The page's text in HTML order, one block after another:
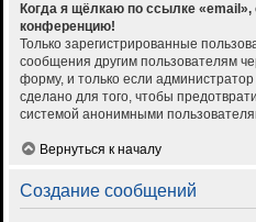
Когда я щёлкаю по ссылке «email»,
конференцию!
Только зарегистрированные
сообщения другим пользователям
форму, и только если
сделано для того, чтобы
системой анонимными
Вернуться к началу
Создание сообщений